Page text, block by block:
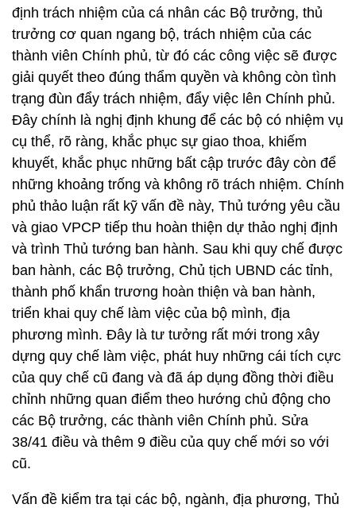
định trách nhiệm của cá nhân các Bộ trưởng, thủ
trưởng cơ quan ngang bộ, trách nhiệm của các
thành viên Chính phủ, từ đó các công việc sẽ được
giải quyết theo đúng thẩm quyền và không còn tình
trạng đùn đẩy trách nhiệm, đẩy việc lên Chính phủ.
Đây chính là nghị định khung để các bộ có nhiệm vụ
cụ thể, rõ ràng, khắc phục sự giao thoa, khiếm
khuyết, khắc phục những bất cập trước đây còn để
những khoảng trống và không rõ trách nhiệm. Chính
phủ thảo luận rất kỹ vấn đề này, Thủ tướng yêu cầu
và giao VPCP tiếp thu hoàn thiện dự thảo nghị định
và trình Thủ tướng ban hành. Sau khi quy chế được
ban hành, các Bộ trưởng, Chủ tịch UBND các tỉnh,
thành phố khẩn trương hoàn thiện và ban hành,
triển khai quy chế làm việc của bộ mình, địa
phương mình. Đây là tư tưởng rất mới trong xây
dựng quy chế làm việc, phát huy những cái tích cực
của quy chế cũ đang và đã áp dụng đồng thời điều
chỉnh những quan điểm theo hướng chủ động cho
các Bộ trưởng, các thành viên Chính phủ. Sửa
38/41 điều và thêm 9 điều của quy chế mới so với
cũ.
Vấn đề kiểm tra tại các bộ, ngành, địa phương, Thủ